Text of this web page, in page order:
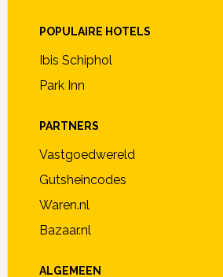
POPULAIRE HOTELS
Ibis Schiphol
Park Inn
PARTNERS
Vastgoedwereld
Gutsheincodes
Waren.nl
Bazaar.nl
ALGEMEEN